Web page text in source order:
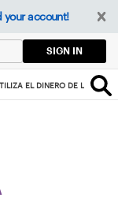
your account!
SIGN IN
EL DINERO DE LA